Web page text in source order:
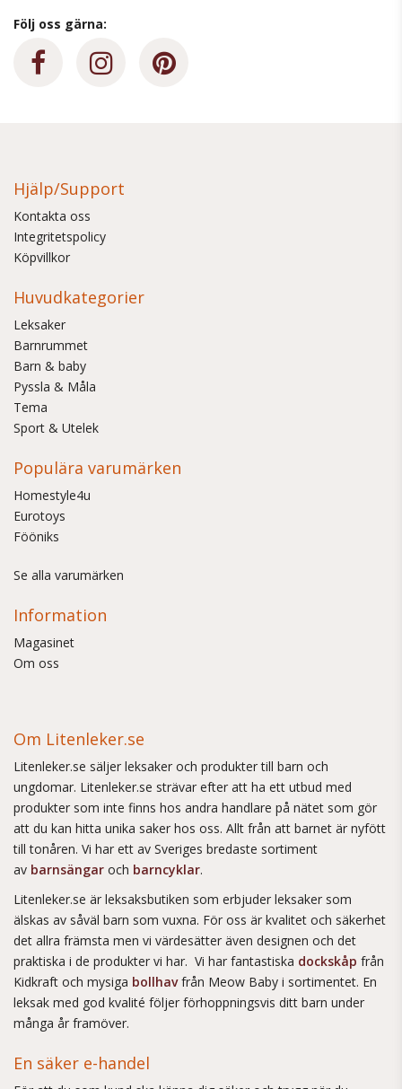
Följ oss gärna:
Hjälp/Support
Kontakta oss
Integritetspolicy
Köpvillkor
Huvudkategorier
Leksaker
Barnrummet
Barn & baby
Pyssla & Måla
Tema
Sport & Utelek
Populära varumärken
Homestyle4u
Eurotoys
Fööniks
Se alla varumärken
Information
Magasinet
Om oss
Om Litenleker.se
Litenleker.se säljer leksaker och produkter till barn och
ungdomar. Litenleker.se strävar efter att ha ett utbud med
produkter som inte finns hos andra handlare på nätet som gör
att du kan hitta unika saker hos oss. Allt från att barnet är nyfött
till tonåren. Vi har ett av Sveriges bredaste sortiment
av barnsängar och barncyklar.
Litenleker.se är leksaksbutiken som erbjuder leksaker som
älskas av såväl barn som vuxna. För oss är kvalitet och säkerhet
det allra främsta men vi värdesätter även designen och det
praktiska i de produkter vi har. Vi har fantastiska dockskåp från
Kidkraft och mysiga bollhavfrån Meow Baby i sortimentet. En
leksak med god kvalité följer förhoppningsvis ditt barn under
många år framöver.
En säker e-handel